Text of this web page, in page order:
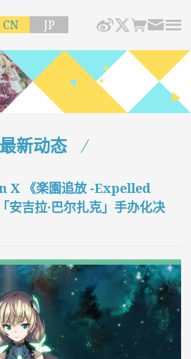
CN JP
最新动态
X 《楽園追放 -Expelled
吉拉·巴尔扎克」手办化决